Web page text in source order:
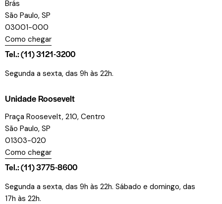
Brás
São Paulo, SP
03001-000
Como chegar
Tel.: (11) 3121-3200
Segunda a sexta, das 9h às 22h.
Unidade Roosevelt
Praça Roosevelt, 210, Centro
São Paulo, SP
01303-020
Como chegar
Tel.: (11) 3775-8600
Segunda a sexta, das 9h às 22h. Sábado e domingo, das
17h às 22h.